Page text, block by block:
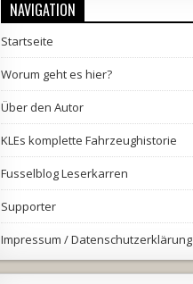
NAVIGATION
Startseite
Worum geht es hier?
Über den Autor
KLEs komplette Fahrzeughistorie
Fusselblog Leserkarren
Supporter
Impressum / Datenschutzerklärung